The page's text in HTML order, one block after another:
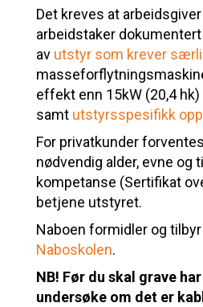
Det kreves at
arbeidstaker
av utstyr som krever
effekt enn 15kW (20,4
samt utstyrsspesifikk
For privatkunder
nødvendig alder, evne og
kompetanse (Sertifikat
betjene utstyret.
Naboen formidler og
Naboskolen.
NB! Før du skal grave
undersøke om det er